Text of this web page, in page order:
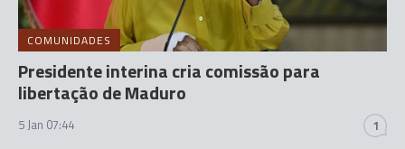
COMUNIDADES
Presidente interina cria comissão para
libertação de Maduro
5 Jan 07:44 1